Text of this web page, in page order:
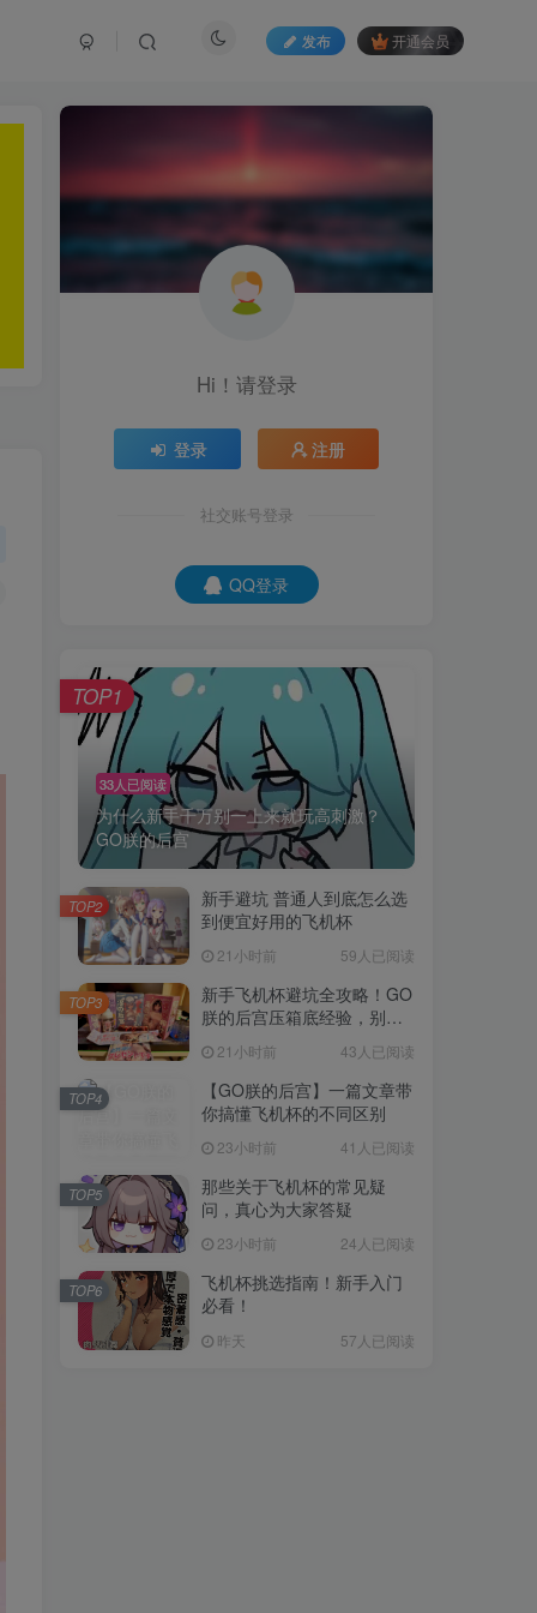
发布 开通会员
Hi！请登录
登录 注册
社交账号登录
QQ登录
33人已阅读
为什么新手千万别一上来就玩高刺激？
GO朕的后宫
TOP1
新手避坑 普通人到底怎么选
到便宜好用的飞机杯
21小时前 59人已阅读
TOP2
新手飞机杯避坑全攻略！GO
朕的后宫压箱底经验，别再
交智商税了
21小时前 43人已阅读
TOP3
【GO朕的后宫】一篇文章带
你搞懂飞机杯的不同区别
23小时前 41人已阅读
TOP4
那些关于飞机杯的常见疑
问，真心为大家答疑
23小时前 24人已阅读
TOP5
飞机杯挑选指南！新手入门
必看！
昨天 57人已阅读
TOP6